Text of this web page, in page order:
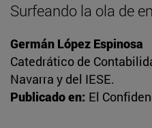
Surfeando la ola de
Germán López Espinosa
Catedrático de
Navarra y del IESE.
Publicado en: El